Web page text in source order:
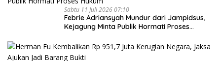
Sabtu 11 Juli 2026 07:10
Febrie Adriansyah Mundur dari Jampidsus,
Kejagung Minta Publik Hormati Proses